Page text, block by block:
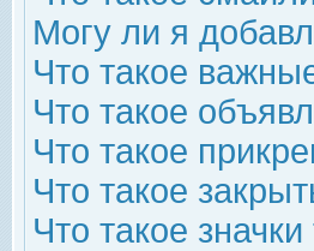
Могу ли я
Что такое
Что такое
Что такое
Что такое
Что такое